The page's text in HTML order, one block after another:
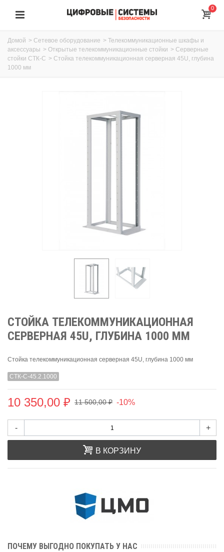
0
Домой > Сетевое оборудование > Телекоммуникационные шкафы и
аксессуары > Открытые телекоммуникационные стойки > Серверные
стойки СТК-С > Стойка телекоммуникационная серверная 45U, глубина
1000 мм
СТОЙКА ТЕЛЕКОММУНИКАЦИОННАЯ
СЕРВЕРНАЯ 45U, ГЛУБИНА 1000 ММ
Стойка телекоммуникационная серверная 45U, глубина 1000 мм
СТК-С-45.2.1000
10 350,00 ₽ 11 500,00 ₽ -10%
- +
В КОРЗИНУ
ПОЧЕМУ ВЫГОДНО ПОКУПАТЬ У НАС